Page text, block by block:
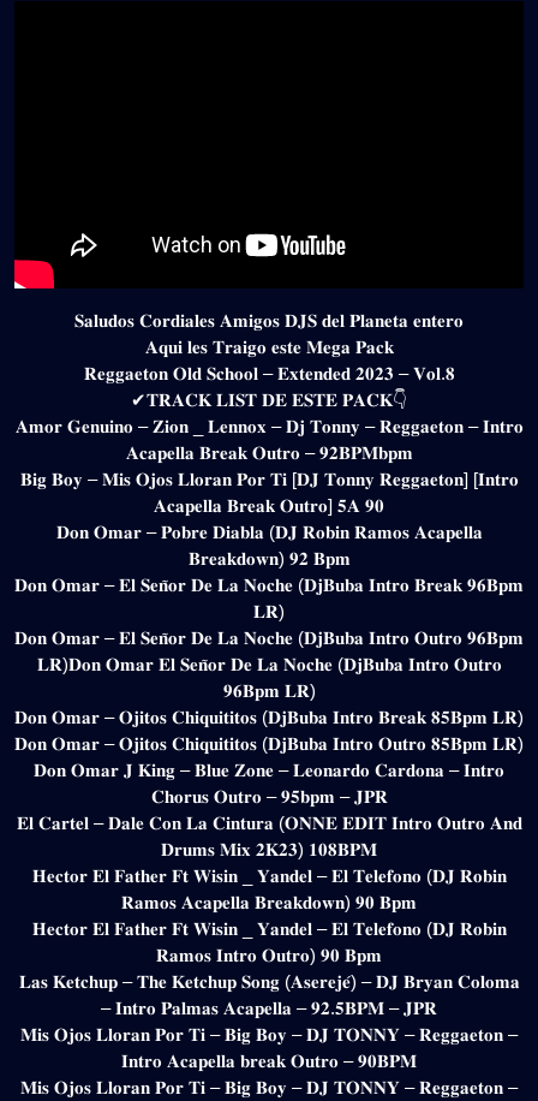
𝐒𝐚𝐥𝐮𝐝𝐨𝐬 𝐂𝐨𝐫𝐝𝐢𝐚𝐥𝐞𝐬 𝐀𝐦𝐢𝐠𝐨𝐬 𝐃𝐉𝐒 𝐝𝐞𝐥 𝐏𝐥𝐚𝐧𝐞𝐭𝐚 𝐞𝐧𝐭𝐞𝐫𝐨
𝐀𝐪𝐮𝐢 𝐥𝐞𝐬 𝐓𝐫𝐚𝐢𝐠𝐨 𝐞𝐬𝐭𝐞 𝐌𝐞𝐠𝐚 𝐏𝐚𝐜𝐤
𝐑𝐞𝐠𝐠𝐚𝐞𝐭𝐨𝐧 𝐎𝐥𝐝 𝐒𝐜𝐡𝐨𝐨𝐥 – 𝐄𝐱𝐭𝐞𝐧𝐝𝐞𝐝 𝟐𝟎𝟐𝟑 – 𝐕𝐨𝐥.𝟖
✔𝐓𝐑𝐀𝐂𝐊 𝐋𝐈𝐒𝐓 𝐃𝐄 𝐄𝐒𝐓𝐄 𝐏𝐀𝐂𝐊👇
𝐀𝐦𝐨𝐫 𝐆𝐞𝐧𝐮𝐢𝐧𝐨 – 𝐙𝐢𝐨𝐧 _ 𝐋𝐞𝐧𝐧𝐨𝐱 – 𝐃𝐣 𝐓𝐨𝐧𝐧𝐲 – 𝐑𝐞𝐠𝐠𝐚𝐞𝐭𝐨𝐧 – 𝐈𝐧𝐭𝐫𝐨
𝐀𝐜𝐚𝐩𝐞𝐥𝐥𝐚 𝐁𝐫𝐞𝐚𝐤 𝐎𝐮𝐭𝐫𝐨 – 𝟗𝟐𝐁𝐏𝐌𝐛𝐩𝐦
𝐁𝐢𝐠 𝐁𝐨𝐲 – 𝐌𝐢𝐬 𝐎𝐣𝐨𝐬 𝐋𝐥𝐨𝐫𝐚𝐧 𝐏𝐨𝐫 𝐓𝐢 [𝐃𝐉 𝐓𝐨𝐧𝐧𝐲 𝐑𝐞𝐠𝐠𝐚𝐞𝐭𝐨𝐧] [𝐈𝐧𝐭𝐫𝐨
𝐀𝐜𝐚𝐩𝐞𝐥𝐥𝐚 𝐁𝐫𝐞𝐚𝐤 𝐎𝐮𝐭𝐫𝐨] 𝟓𝐀 𝟗𝟎
𝐃𝐨𝐧 𝐎𝐦𝐚𝐫 – 𝐏𝐨𝐛𝐫𝐞 𝐃𝐢𝐚𝐛𝐥𝐚 (𝐃𝐉 𝐑𝐨𝐛𝐢𝐧 𝐑𝐚𝐦𝐨𝐬 𝐀𝐜𝐚𝐩𝐞𝐥𝐥𝐚
𝐁𝐫𝐞𝐚𝐤𝐝𝐨𝐰𝐧) 𝟗𝟐 𝐁𝐩𝐦
𝐃𝐨𝐧 𝐎𝐦𝐚𝐫 – 𝐄𝐥 𝐒𝐞𝐧̃𝐨𝐫 𝐃𝐞 𝐋𝐚 𝐍𝐨𝐜𝐡𝐞 (𝐃𝐣𝐁𝐮𝐛𝐚 𝐈𝐧𝐭𝐫𝐨 𝐁𝐫𝐞𝐚𝐤 𝟗𝟔𝐁𝐩𝐦
𝐋𝐑)
𝐃𝐨𝐧 𝐎𝐦𝐚𝐫 – 𝐄𝐥 𝐒𝐞𝐧̃𝐨𝐫 𝐃𝐞 𝐋𝐚 𝐍𝐨𝐜𝐡𝐞 (𝐃𝐣𝐁𝐮𝐛𝐚 𝐈𝐧𝐭𝐫𝐨 𝐎𝐮𝐭𝐫𝐨 𝟗𝟔𝐁𝐩𝐦
𝐋𝐑)𝐃𝐨𝐧 𝐎𝐦𝐚𝐫 𝐄𝐥 𝐒𝐞𝐧̃𝐨𝐫 𝐃𝐞 𝐋𝐚 𝐍𝐨𝐜𝐡𝐞 (𝐃𝐣𝐁𝐮𝐛𝐚 𝐈𝐧𝐭𝐫𝐨 𝐎𝐮𝐭𝐫𝐨
𝟗𝟔𝐁𝐩𝐦 𝐋𝐑)
𝐃𝐨𝐧 𝐎𝐦𝐚𝐫 – 𝐎𝐣𝐢𝐭𝐨𝐬 𝐂𝐡𝐢𝐪𝐮𝐢𝐭𝐢𝐭𝐨𝐬 (𝐃𝐣𝐁𝐮𝐛𝐚 𝐈𝐧𝐭𝐫𝐨 𝐁𝐫𝐞𝐚𝐤 𝟖𝟓𝐁𝐩𝐦 𝐋𝐑)
𝐃𝐨𝐧 𝐎𝐦𝐚𝐫 – 𝐎𝐣𝐢𝐭𝐨𝐬 𝐂𝐡𝐢𝐪𝐮𝐢𝐭𝐢𝐭𝐨𝐬 (𝐃𝐣𝐁𝐮𝐛𝐚 𝐈𝐧𝐭𝐫𝐨 𝐎𝐮𝐭𝐫𝐨 𝟖𝟓𝐁𝐩𝐦 𝐋𝐑)
𝐃𝐨𝐧 𝐎𝐦𝐚𝐫 𝐉 𝐊𝐢𝐧𝐠 – 𝐁𝐥𝐮𝐞 𝐙𝐨𝐧𝐞 – 𝐋𝐞𝐨𝐧𝐚𝐫𝐝𝐨 𝐂𝐚𝐫𝐝𝐨𝐧𝐚 – 𝐈𝐧𝐭𝐫𝐨
𝐂𝐡𝐨𝐫𝐮𝐬 𝐎𝐮𝐭𝐫𝐨 – 𝟗𝟓𝐛𝐩𝐦 – 𝐉𝐏𝐑
𝐄𝐥 𝐂𝐚𝐫𝐭𝐞𝐥 – 𝐃𝐚𝐥𝐞 𝐂𝐨𝐧 𝐋𝐚 𝐂𝐢𝐧𝐭𝐮𝐫𝐚 (𝐎𝐍𝐍𝐄 𝐄𝐃𝐈𝐓 𝐈𝐧𝐭𝐫𝐨 𝐎𝐮𝐭𝐫𝐨 𝐀𝐧𝐝
𝐃𝐫𝐮𝐦𝐬 𝐌𝐢𝐱 𝟐𝐊𝟐𝟑) 𝟏𝟎𝟖𝐁𝐏𝐌
𝐇𝐞𝐜𝐭𝐨𝐫 𝐄𝐥 𝐅𝐚𝐭𝐡𝐞𝐫 𝐅𝐭 𝐖𝐢𝐬𝐢𝐧 _ 𝐘𝐚𝐧𝐝𝐞𝐥 – 𝐄𝐥 𝐓𝐞𝐥𝐞𝐟𝐨𝐧𝐨 (𝐃𝐉 𝐑𝐨𝐛𝐢𝐧
𝐑𝐚𝐦𝐨𝐬 𝐀𝐜𝐚𝐩𝐞𝐥𝐥𝐚 𝐁𝐫𝐞𝐚𝐤𝐝𝐨𝐰𝐧) 𝟗𝟎 𝐁𝐩𝐦
𝐇𝐞𝐜𝐭𝐨𝐫 𝐄𝐥 𝐅𝐚𝐭𝐡𝐞𝐫 𝐅𝐭 𝐖𝐢𝐬𝐢𝐧 _ 𝐘𝐚𝐧𝐝𝐞𝐥 – 𝐄𝐥 𝐓𝐞𝐥𝐞𝐟𝐨𝐧𝐨 (𝐃𝐉 𝐑𝐨𝐛𝐢𝐧
𝐑𝐚𝐦𝐨𝐬 𝐈𝐧𝐭𝐫𝐨 𝐎𝐮𝐭𝐫𝐨) 𝟗𝟎 𝐁𝐩𝐦
𝐋𝐚𝐬 𝐊𝐞𝐭𝐜𝐡𝐮𝐩 – 𝐓𝐡𝐞 𝐊𝐞𝐭𝐜𝐡𝐮𝐩 𝐒𝐨𝐧𝐠 (𝐀𝐬𝐞𝐫𝐞𝐣𝐞́) – 𝐃𝐉 𝐁𝐫𝐲𝐚𝐧 𝐂𝐨𝐥𝐨𝐦𝐚
– 𝐈𝐧𝐭𝐫𝐨 𝐏𝐚𝐥𝐦𝐚𝐬 𝐀𝐜𝐚𝐩𝐞𝐥𝐥𝐚 – 𝟗𝟐.𝟓𝐁𝐏𝐌 – 𝐉𝐏𝐑
𝐌𝐢𝐬 𝐎𝐣𝐨𝐬 𝐋𝐥𝐨𝐫𝐚𝐧 𝐏𝐨𝐫 𝐓𝐢 – 𝐁𝐢𝐠 𝐁𝐨𝐲 – 𝐃𝐉 𝐓𝐎𝐍𝐍𝐘 – 𝐑𝐞𝐠𝐠𝐚𝐞𝐭𝐨𝐧 –
𝐈𝐧𝐭𝐫𝐨 𝐀𝐜𝐚𝐩𝐞𝐥𝐥𝐚 𝐛𝐫𝐞𝐚𝐤 𝐎𝐮𝐭𝐫𝐨 – 𝟗𝟎𝐁𝐏𝐌
𝐌𝐢𝐬 𝐎𝐣𝐨𝐬 𝐋𝐥𝐨𝐫𝐚𝐧 𝐏𝐨𝐫 𝐓𝐢 – 𝐁𝐢𝐠 𝐁𝐨𝐲 – 𝐃𝐉 𝐓𝐎𝐍𝐍𝐘 – 𝐑𝐞𝐠𝐠𝐚𝐞𝐭𝐨𝐧 –